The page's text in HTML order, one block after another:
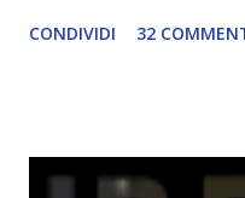
costante nelle rubriche.
cui si gioca a mini-
CONDIVIDI 32